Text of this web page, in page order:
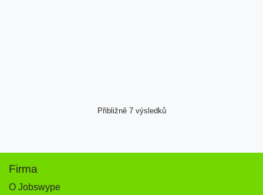
Přibližně 7 výsledků
Firma
O Jobswype